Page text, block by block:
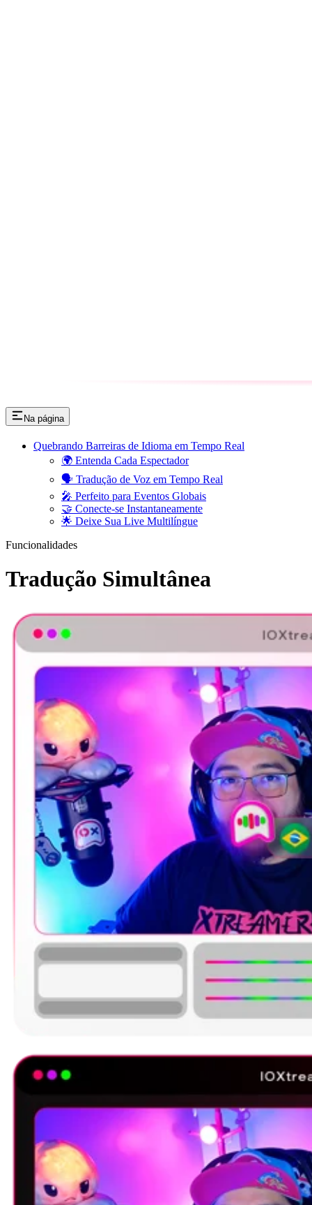
Na página
Quebrando Barreiras de Idioma em Tempo Real
🌍 Entenda Cada Espectador
🗣️ Tradução de Voz em Tempo Real
🎤 Perfeito para Eventos Globais
🤝 Conecte-se Instantaneamente
🌟 Deixe Sua Live Multilíngue
Funcionalidades
Tradução Simultânea